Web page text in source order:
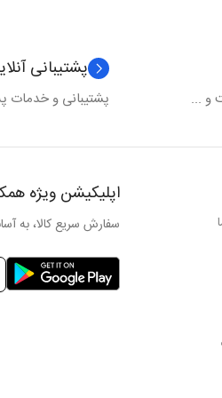
و ...
پشتیبانی
پشتیبانی و
اپلیکیشن ویژه
سفارش سریع کالا، به